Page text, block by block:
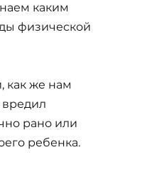
каким
физической
как же нам
вредил
рано или
ребенка.